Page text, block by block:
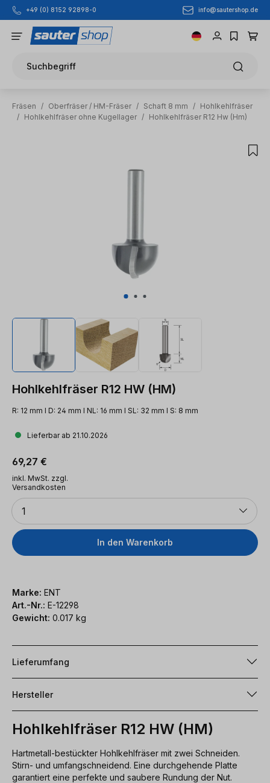
Zum Hauptinhalt springen
+49 (0) 8152 92898-0 info@sautershop.de
Suchbegriff
Fräsen / Oberfräser / HM-Fräser / Schaft 8 mm / Hohlkehlfräser
/ Hohlkehlfräser ohne Kugellager / Hohlkehlfräser R12 Hw (Hm)
Hohlkehlfräser R12 HW (HM)
R: 12 mm l D: 24 mm l NL: 16 mm l SL: 32 mm l S: 8 mm
Lieferbar ab 21.10.2026
Regulärer Preis:
69,27 €
inkl. MwSt. zzgl.
Versandkosten
Anzahl
1
In den Warenkorb
Marke: ENT
Art.-Nr.: E-12298
Gewicht: 0.017 kg
Lieferumfang
Hersteller
Hohlkehlfräser R12 HW (HM)
Hartmetall-bestückter Hohlkehlfräser mit zwei Schneiden.
Stirn- und umfangschneidend. Eine durchgehende Platte
garantiert eine perfekte und saubere Rundung der Nut.